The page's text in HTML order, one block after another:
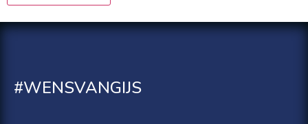
#WENSVANGIJS